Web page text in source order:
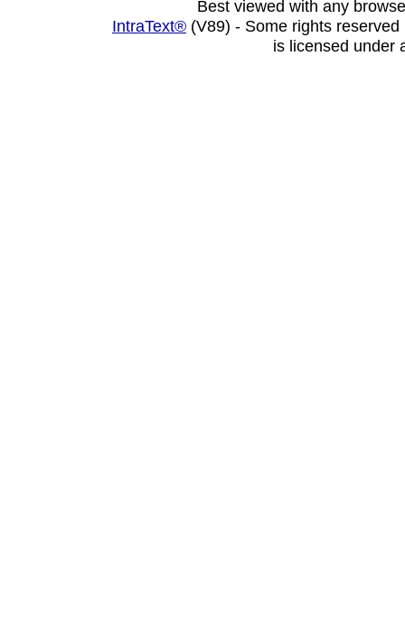
Best viewed with any
IntraText® (V89) - Some rights
is licensed under